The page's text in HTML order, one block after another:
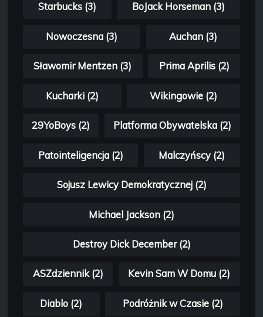
Starbucks (3) BoJack Horseman (3)
Nowoczesna (3) Auchan (3)
Sławomir Mentzen (3) Prima Aprilis (2)
Kucharki (2) Wikingowie (2)
29YoBoys (2) Platforma Obywatelska (2)
Patointeligencja (2) Malczyńscy (2)
Sojusz Lewicy Demokratycznej (2)
Michael Jackson (2)
Destroy Dick December (2)
ASZdziennik (2) Kevin Sam W Domu (2)
Diablo (2) Podróżnik w Czasie (2)